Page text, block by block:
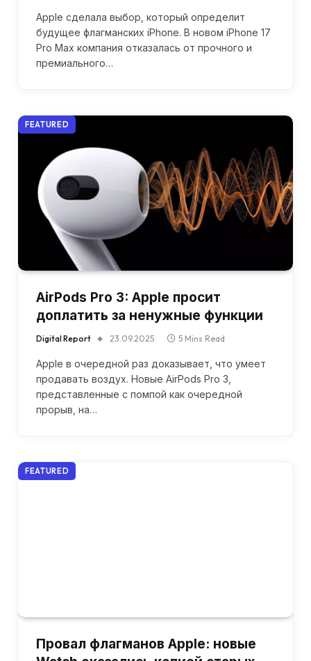
Apple сделала выбор, который определит
будущее флагманских iPhone. В новом iPhone 17
Pro Max компания отказалась от прочного и
премиального…
FEATURED
AirPods Pro 3: Apple просит
доплатить за ненужные функции
Digital Report 23.09.2025 5 Mins Read
Apple в очередной раз доказывает, что умеет
продавать воздух. Новые AirPods Pro 3,
представленные с помпой как очередной
прорыв, на…
FEATURED
Провал флагманов Apple: новые